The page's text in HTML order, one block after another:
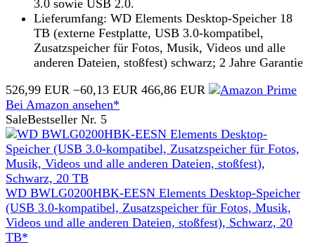
3.0 sowie USB 2.0.
Lieferumfang: WD Elements Desktop-Speicher 18
TB (externe Festplatte, USB 3.0-kompatibel,
Zusatzspeicher für Fotos, Musik, Videos und alle
anderen Dateien, stoßfest) schwarz; 2 Jahre Garantie
526,99 EUR −60,13 EUR 466,86 EUR
Bei Amazon ansehen*
SaleBestseller Nr. 5
WD BWLG0200HBK-EESN Elements Desktop-Speicher
(USB 3.0-kompatibel, Zusatzspeicher für Fotos, Musik,
Videos und alle anderen Dateien, stoßfest), Schwarz, 20
TB*